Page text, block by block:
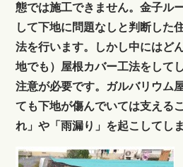
態では施工できません。金子ル
して下地に問題なしと判断した
法を行います。しかし中にはど
地でも）屋根カバー工法をして
注意が必要です。ガルバリウム
ても下地が傷んでいては支える
れ」や「雨漏り」を起こしてし